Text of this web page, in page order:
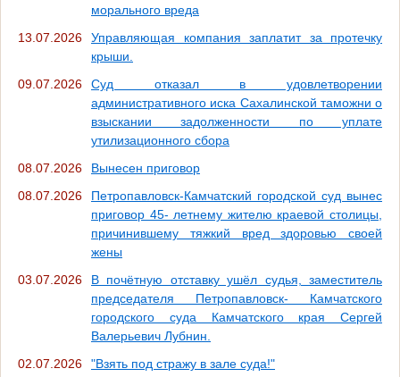
морального вреда
13.07.2026
Управляющая компания заплатит за протечку
крыши.
09.07.2026
Суд отказал в удовлетворении
административного иска Сахалинской таможни о
взыскании задолженности по уплате
утилизационного сбора
08.07.2026
Вынесен приговор
08.07.2026
Петропавловск-Камчатский городской суд вынес
приговор 45- летнему жителю краевой столицы,
причинившему тяжкий вред здоровью своей
жены
03.07.2026
В почётную отставку ушёл судья, заместитель
председателя Петропавловск- Камчатского
городского суда Камчатского края Сергей
Валерьевич Лубнин.
02.07.2026
"Взять под стражу в зале суда!"